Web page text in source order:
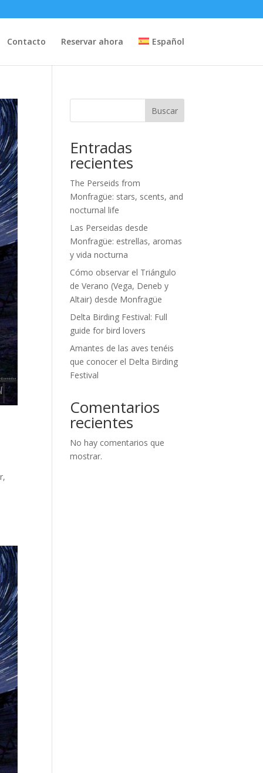
Contacto Reservar ahora Español
Buscar
Entradas
recientes
The Perseids from
Monfragüe: stars, scents, and
nocturnal life
Las Perseidas desde
Monfragüe: estrellas, aromas
y vida nocturna
Cómo observar el Triángulo
de Verano (Vega, Deneb y
Altair) desde Monfragüe
Delta Birding Festival: Full
guide for bird lovers
Amantes de las aves tenéis
que conocer el Delta Birding
Festival
Comentarios
recientes
No hay comentarios que
mostrar.